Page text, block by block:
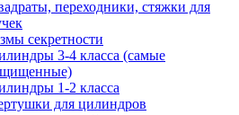
переходники, стяжки для
секретности
3-4 класса (самые
1-2 класса
для цилиндров